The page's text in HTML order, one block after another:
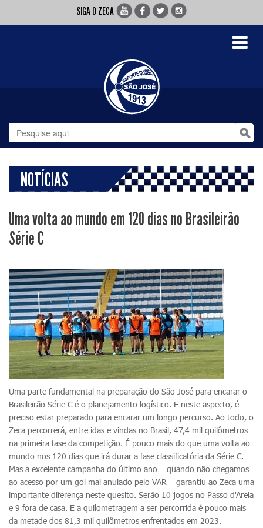
SIGA O ZECA
Toggle
NOTÍCIAS
Uma volta ao mundo em 120 dias no Brasileirão
Série C
Uma parte fundamental na preparação do São José para encarar o
Brasileirão Série C é o planejamento logístico. E neste aspecto, é
preciso estar preparado para encarar um longo percurso. Ao todo, o
Zeca percorrerá, entre idas e vindas no Brasil, 47,4 mil quilômetros
na primeira fase da competição. É pouco mais do que uma volta ao
mundo nos 120 dias que irá durar a fase classificatória da Série C.
Mas a excelente campanha do último ano _ quando não chegamos
ao acesso por um gol mal anulado pelo VAR _ garantiu ao Zeca uma
importante diferença neste quesito. Serão 10 jogos no Passo d'Areia
e 9 fora de casa. E a quilometragem a ser percorrida é pouco mais
da metade dos 81,3 mil quilômetros enfrentados em 2023.